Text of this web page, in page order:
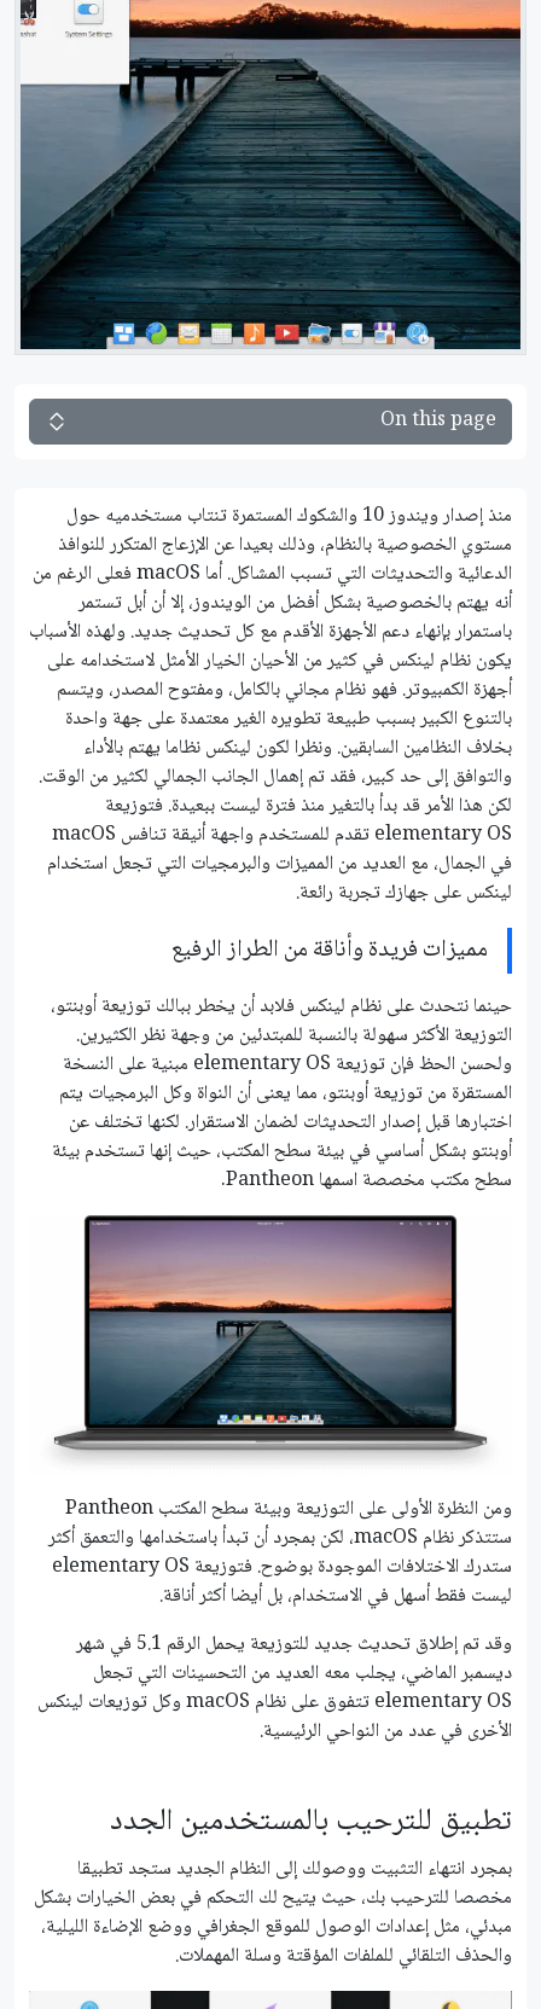
On this page
منذ إصدار ويندوز 10 والشكوك المستمرة تنتاب مستخدميه حول
مستوي الخصوصية بالنظام، وذلك بعيدا عن الإزعاج المتكرر للنوافذ
الدعائية والتحديثات التي تسبب المشاكل. أما macOS فعلى الرغم من
أنه يهتم بالخصوصية بشكل أفضل من الويندوز، إلا أن أبل تستمر
باستمرار بإنهاء دعم الأجهزة الأقدم مع كل تحديث جديد. ولهذه الأسباب
يكون نظام لينكس في كثير من الأحيان الخيار الأمثل لاستخدامه على
أجهزة الكمبيوتر. فهو نظام مجاني بالكامل، ومفتوح المصدر، ويتسم
بالتنوع الكبير بسبب طبيعة تطويره الغير معتمدة على جهة واحدة
بخلاف النظامين السابقين. ونظرا لكون لينكس نظاما يهتم بالأداء
والتوافق إلى حد كبير، فقد تم إهمال الجانب الجمالي لكثير من الوقت.
لكن هذا الأمر قد بدأ بالتغير منذ فترة ليست ببعيدة. فتوزيعة
elementary OS تقدم للمستخدم واجهة أنيقة تنافس macOS
في الجمال، مع العديد من المميزات والبرمجيات التي تجعل استخدام
لينكس على جهازك تجربة رائعة.
مميزات فريدة وأناقة من الطراز الرفيع
حينما نتحدث على نظام لينكس فلابد أن يخطر ببالك توزيعة أوبنتو،
التوزيعة الأكثر سهولة بالنسبة للمبتدئين من وجهة نظر الكثيرين.
ولحسن الحظ فإن توزيعة elementary OS مبنية على النسخة
المستقرة من توزيعة أوبنتو، مما يعنى أن النواة وكل البرمجيات يتم
اختبارها قبل إصدار التحديثات لضمان الاستقرار. لكنها تختلف عن
أوبنتو بشكل أساسي في بيئة سطح المكتب، حيث إنها تستخدم بيئة
سطح مكتب مخصصة اسمها Pantheon.
ومن النظرة الأولى على التوزيعة وبيئة سطح المكتب Pantheon
ستتذكر نظام macOS، لكن بمجرد أن تبدأ باستخدامها والتعمق أكثر
ستدرك الاختلافات الموجودة بوضوح. فتوزيعة elementary OS
ليست فقط أسهل في الاستخدام، بل أيضا أكثر أناقة.
وقد تم إطلاق تحديث جديد للتوزيعة يحمل الرقم 5.1 في شهر
ديسمبر الماضي، يجلب معه العديد من التحسينات التي تجعل
elementary OS تتفوق على نظام macOS وكل توزيعات لينكس
الأخرى في عدد من النواحي الرئيسية.
تطبيق للترحيب بالمستخدمين الجدد
بمجرد انتهاء التثبيت ووصولك إلى النظام الجديد ستجد تطبيقا
مخصصا للترحيب بك، حيث يتيح لك التحكم في بعض الخيارات بشكل
مبدئي، مثل إعدادات الوصول للموقع الجغرافي ووضع الإضاءة الليلية،
والحذف التلقائي للملفات المؤقتة وسلة المهملات.